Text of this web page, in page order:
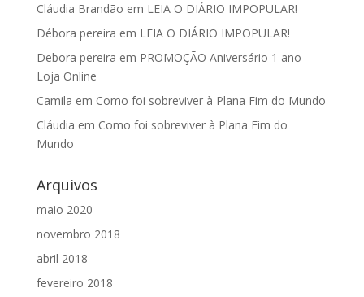
Cláudia Brandão em LEIA O DIÁRIO IMPOPULAR!
Débora pereira em LEIA O DIÁRIO IMPOPULAR!
Debora pereira em PROMOÇÃO Aniversário 1 ano
Loja Online
Camila em Como foi sobreviver à Plana Fim do Mundo
Cláudia em Como foi sobreviver à Plana Fim do
Mundo
Arquivos
maio 2020
novembro 2018
abril 2018
fevereiro 2018